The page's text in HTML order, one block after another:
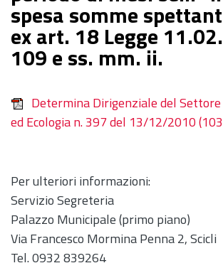
spesa somme
ex art. 18 Legge
109 e ss. mm. ii.
Determina Dirigenziale del
ed Ecologia n. 397 del 13/12/2010
Per ulteriori informazioni:
Servizio Segreteria
Palazzo Municipale (primo piano)
Via Francesco Mormina Penna 2, Scicli
Tel. 0932 839264